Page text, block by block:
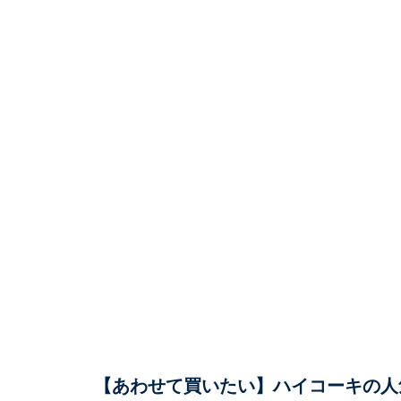
【あわせて買いたい】ハイコーキの